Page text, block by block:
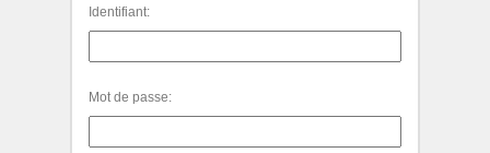
Identifiant:
Mot de passe: